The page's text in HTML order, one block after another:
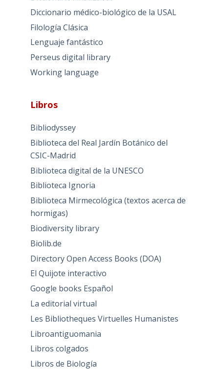
Diccionario médico-biológico de la USAL
Filología Clásica
Lenguaje fantástico
Perseus digital library
Working language
Libros
Bibliodyssey
Biblioteca del Real Jardín Botánico del
CSIC-Madrid
Biblioteca digital de la UNESCO
Biblioteca Ignoria
Biblioteca Mirmecológica (textos acerca de
hormigas)
Biodiversity library
Biolib.de
Directory Open Access Books (DOA)
El Quijote interactivo
Google books Español
La editorial virtual
Les Bibliotheques Virtuelles Humanistes
Libroantiguomania
Libros colgados
Libros de Biología